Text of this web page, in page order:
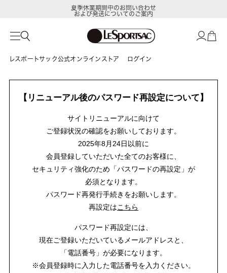
夏季休業期間中のお問い合わせ
および発送についてのご案内
レスポートサック公式オンラインストア ログイン
【リニューアル後のパスワード再設定について】
サイトリニューアルに向けて
ご登録状況の確認をお願いしております。
2025年8月24日以前に
会員登録していただいた全てのお客様に、
セキュリティ強化のため「パスワードの再設定」が
必須となります。
パスワード再発行手続きをお願いします。
再設定はこちら
パスワード再設定には、
現在ご登録いただいているメールアドレスと、
「電話番号」が必要になります。
※会員登録時に入力した電話番号を入力ください。